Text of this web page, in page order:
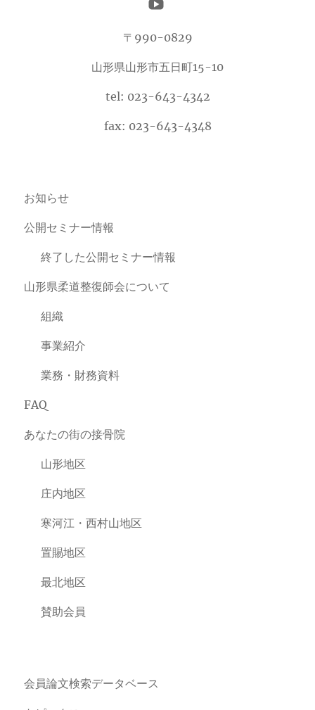
〒990-0829
山形県山形市五日町15-10
tel: 023-643-4342
fax: 023-643-4348
お知らせ
公開セミナー情報
終了した公開セミナー情報
山形県柔道整復師会について
組織
事業紹介
業務・財務資料
FAQ
あなたの街の接骨院
山形地区
庄内地区
寒河江・西村山地区
置賜地区
最北地区
賛助会員
会員論文検索データベース